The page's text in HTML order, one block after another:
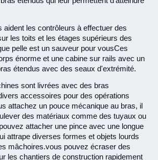
aident les contrôleurs à effectuer des
les toits et les étages supérieurs des
pelle est un sauveur pour vousCes
énorme et une cabine sur rails avec un
étendus avec des seaux d'extrémité.
sont livrées avec des bras
accessoires pour des opérations
attachez un pouce mécanique au bras, il
des matériaux comme des tuyaux ou
attacher une pince avec une longue
attrape diverses formes et objets lourds
mâchoires.vous pouvez écraser des
les chantiers de construction rapidement